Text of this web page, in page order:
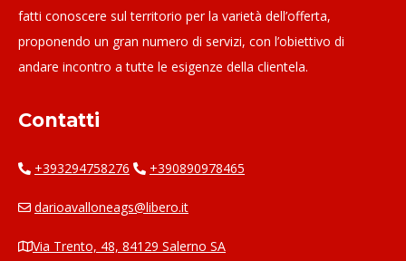
fatti conoscere sul territorio per la varietà dell’offerta,
proponendo un gran numero di servizi, con l’obiettivo di
andare incontro a tutte le esigenze della clientela.
Contatti
+393294758276 +390890978465
darioavalloneags@libero.it
Via Trento, 48, 84129 Salerno SA